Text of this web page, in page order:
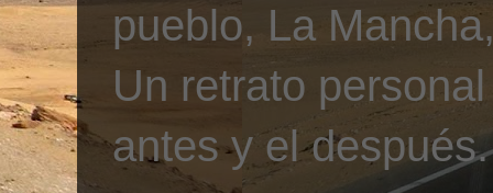
pueblo, La
Un retrato
antes y el después.